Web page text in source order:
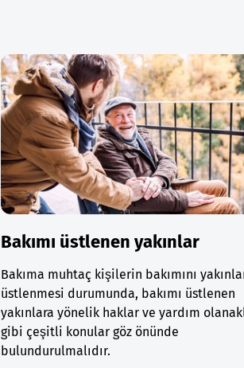
Bakımı üstlenen yakınlar
Bakıma muhtaç kişilerin bakımını
üstlenmesi durumunda, bakımı üstlenen
yakınlara yönelik haklar ve yardım
gibi çeşitli konular göz önünde
bulundurulmalıdır.